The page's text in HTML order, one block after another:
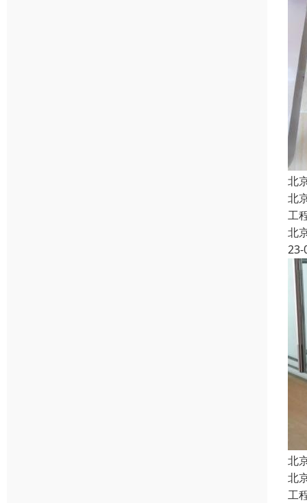
北
北
工
北
23-
北
北
工